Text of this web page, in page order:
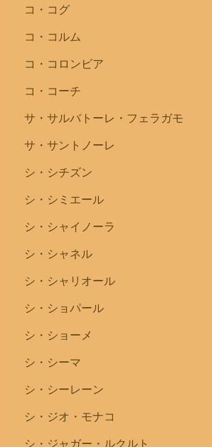
コ・コグ
コ・コルム
コ・コロンビア
コ・コーチ
サ・サルバトーレ・フェラガモ
サ・サントノーレ
シ・シチズン
シ・シミエール
シ・シャイノーラ
シ・シャネル
シ・シャリオール
シ・ショパール
シ・ショーメ
シ・シーマ
シ・シーレーン
シ・ジオ・モナコ
シ・ジャガー・ルクルト